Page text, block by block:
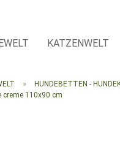
KATZENWELT
» HUNDEBETTEN -
creme 110x90 cm